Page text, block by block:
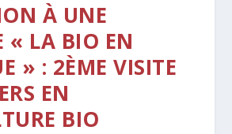
À UNE
« LA BIO EN
» : 2ÈME VISITE
EN
BIO